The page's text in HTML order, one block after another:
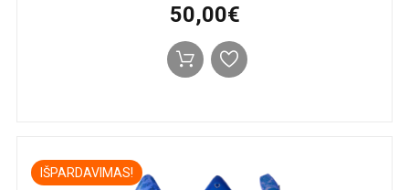
50,00€
IŠPARDAVIMAS!